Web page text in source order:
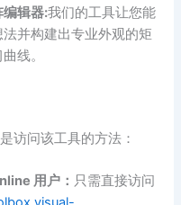
编辑器:我们的工具让您能
并构建出专业外观的矩
线。
访问该工具的方法：
用户： 只需直接访问